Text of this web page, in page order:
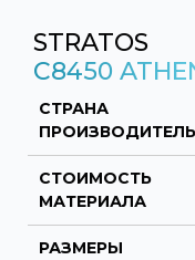
STRATOS
C8450
СТРАНА
ПРОИЗВОДИТЕЛЬ
СТОИМОСТЬ
МАТЕРИАЛА
РАЗМЕРЫ